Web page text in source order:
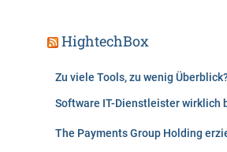
HightechBox
Zu viele Tools, zu wenig
Software IT-Dienstleister wirklich
The Payments Group Holding